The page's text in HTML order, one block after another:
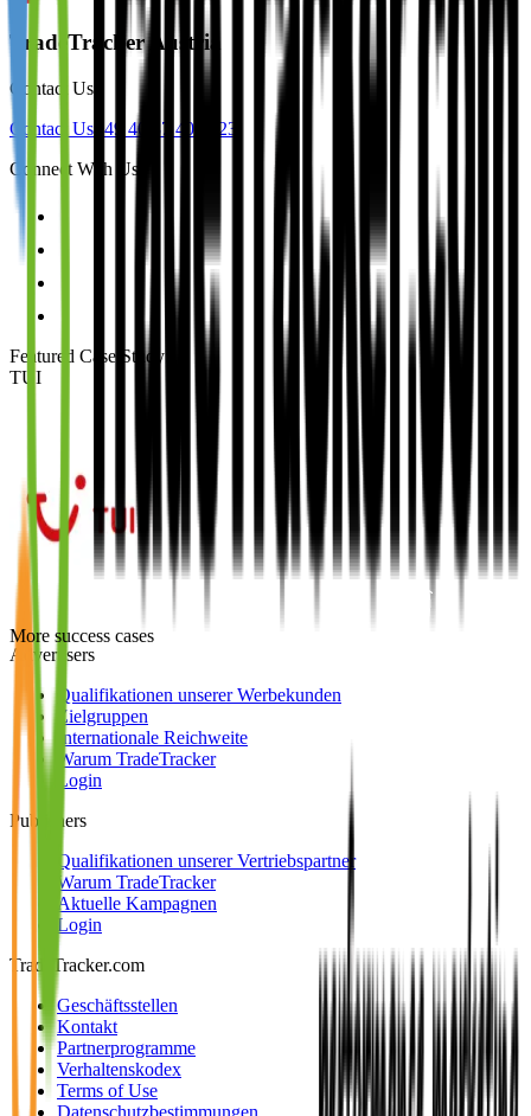
TradeTracker Austria
Contact Us
Contact Us +49 40 87 409 623
Connect With Us
Featured Case Study
TUI
More success cases
Advertisers
Qualifikationen unserer Werbekunden
Zielgruppen
Internationale Reichweite
Warum TradeTracker
Login
Publishers
Qualifikationen unserer Vertriebspartner
Warum TradeTracker
Aktuelle Kampagnen
Login
TradeTracker.com
Geschäftsstellen
Kontakt
Partnerprogramme
Verhaltenskodex
Terms of Use